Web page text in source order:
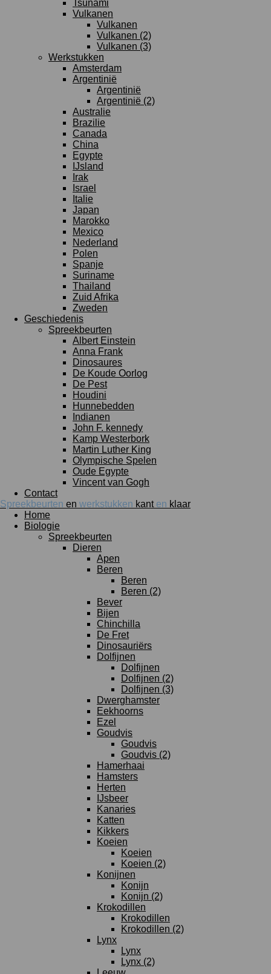
Tsunami
Vulkanen
Vulkanen
Vulkanen (2)
Vulkanen (3)
Werkstukken
Amsterdam
Argentinië
Argentinië
Argentinië (2)
Australie
Brazilie
Canada
China
Egypte
IJsland
Irak
Israel
Italie
Japan
Marokko
Mexico
Nederland
Polen
Spanje
Suriname
Thailand
Zuid Afrika
Zweden
Geschiedenis
Spreekbeurten
Albert Einstein
Anna Frank
Dinosaures
De Koude Oorlog
De Pest
Houdini
Hunnebedden
Indianen
John F. kennedy
Kamp Westerbork
Martin Luther King
Olympische Spelen
Oude Egypte
Vincent van Gogh
Contact
Spreekbeurten en werkstukken kant en klaar
Home
Biologie
Spreekbeurten
Dieren
Apen
Beren
Beren
Beren (2)
Bever
Bijen
Chinchilla
De Fret
Dinosauriërs
Dolfijnen
Dolfijnen
Dolfijnen (2)
Dolfijnen (3)
Dwerghamster
Eekhoorns
Ezel
Goudvis
Goudvis
Goudvis (2)
Hamerhaai
Hamsters
Herten
IJsbeer
Kanaries
Katten
Kikkers
Koeien
Koeien
Koeien (2)
Konijnen
Konijn
Konijn (2)
Krokodillen
Krokodillen
Krokodillen (2)
Lynx
Lynx
Lynx (2)